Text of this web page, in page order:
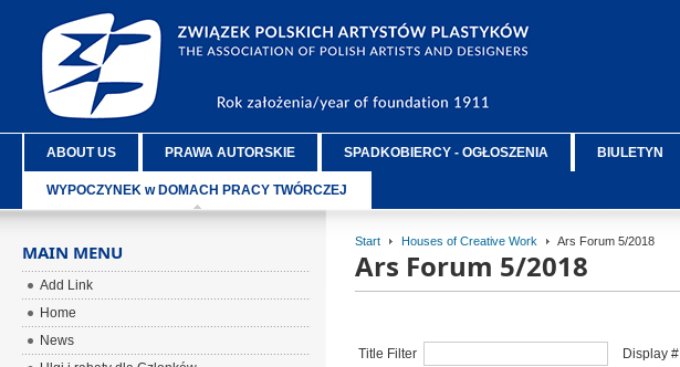
ABOUT US PRAWA AUTORSKIE SPADKOBIERCY - OGŁOSZENIA BIULETYN
WYPOCZYNEK w DOMACH PRACY TWÓRCZEJ
Start Houses of Creative Work Ars Forum 5/2018
Ars Forum 5/2018
Title Filter
Display #
MAIN MENU
Add Link
Home
News